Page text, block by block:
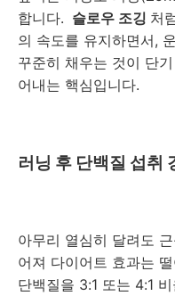
합니다. 슬로우 조깅 처
의 속도를 유지하면서,
꾸준히 채우는 것이 단기
어내는 핵심입니다.
러닝 후 단백질 섭취
아무리 열심히 달려도
어져 다이어트 효과는
단백질을 3:1 또는 4:1